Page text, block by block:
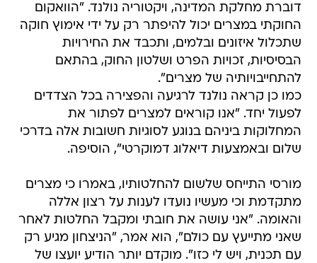
דוברת מחלקת המדינה, ויקטוריה נולנד. "הוואקום
החוקתי במצרים יכול להיפתר רק על ידי אימוץ חוקה
שתכלול איזונים ובלמים, ותכבד את החירויות
הבסיסיות, זכויות הפרט ושלטון החוק, בהתאם
להתחייבויותיה של מצרים".
כמו כן קראה נולנד לרגיעה והפצירה בכל הצדדים
לפעול יחד. "אנו קוראים למצרים לפתור את
המחלוקות ביניהם בנוגע לסוגיות חשובות אלה בדרכי
שלום ובאמצעות דיאלוג דמוקרטי", הוסיפה.
מורסי התייחס שלשום להחלטותיו, באמרו כי מצרים
מתקדמת וכי מעשיו נועדו לענות על רצון אללה
והאומה. "אני עושה את חובתי ומקבל החלטות לאחר
שאני מתייעץ עם כולם", הוא אמר, "הניצחון מגיע רק
עם תכנית, ויש לי כזו". מוקדם יותר הודיע יועצו של